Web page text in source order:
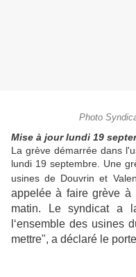
Photo
Mise à jour lundi 19
La grève démarrée dans
lundi 19 septembre. Une
usines de Douvrin et
appelée à faire grève à
matin. Le syndicat a
l‘ensemble des usines
mettre", a déclaré le